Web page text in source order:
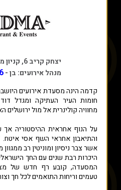
יצחק קריב 6, קניון ממילא, ירושלים
מנהל אירועים: בן -
קדמה הינה מסעדת אירועים
חומות העיר העתיקה ומגדל
מחוויה קולינרית אל מול ירושלים
על הנוף אחראית ההיסטוריה
והתיאבון אחראי השף אסי
אשר צבר ניסיון ומוניטין רב
היכרות רבת שנים עם החך
המסעדה, קובע רף חדש של
טעמים וריחות התואמים לכל חך